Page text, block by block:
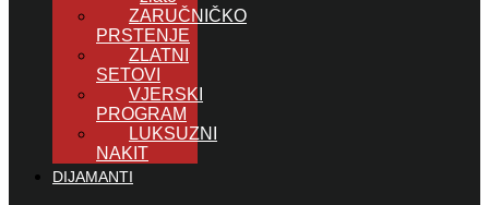
ZARUČNIČKO
PRSTENJE
ZLATNI
SETOVI
VJERSKI
PROGRAM
LUKSUZNI
NAKIT
DIJAMANTI